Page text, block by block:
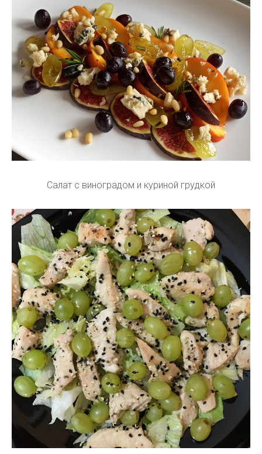
Салат с виноградом и куриной грудкой